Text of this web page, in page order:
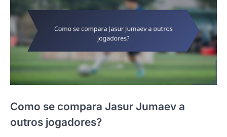
Como se compara Jasur Jumaev a
outros jogadores?